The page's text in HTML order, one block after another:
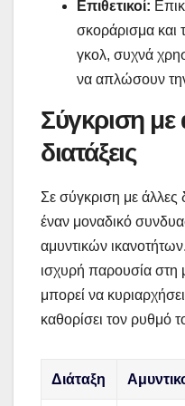
Επιθετικοί:
σκοράρισμα και
γκολ, συχνά
να απλώσουν
Σύγκριση με
διατάξεις
Σε σύγκριση με άλλες
έναν μοναδικό
αμυντικών
ισχυρή παρουσία στη
μπορεί να
καθορίσει τον ρυθμό
Διάταξη